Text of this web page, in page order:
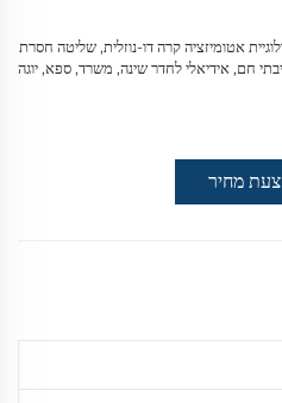
אטומיזציה קרה דו-נוזלית, שליטה חסרת
חם, אידיאלי לחדר שינה, משרד, ספא, יוגה
מחיר